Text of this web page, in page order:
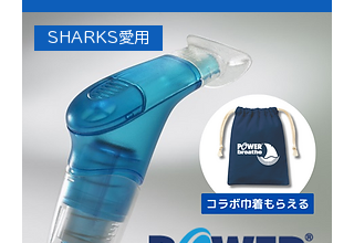
SHARKS愛用